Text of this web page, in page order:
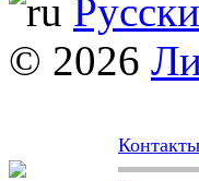
© 2026